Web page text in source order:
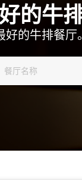
的牛
好的牛排餐